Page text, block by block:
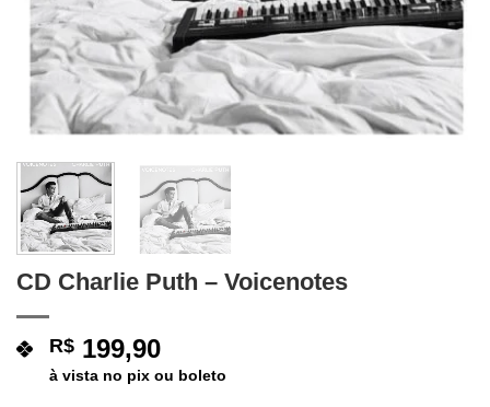
CD Charlie Puth – Voicenotes
R$ 199,90
à vista no pix ou boleto